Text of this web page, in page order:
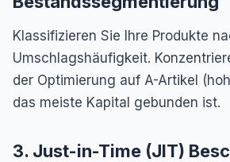
Klassifizieren Sie Ihre Produkte
Umschlagshäufigkeit.
der Optimierung auf A-Artikel
das meiste Kapital gebunden ist.
3. Just-in-Time (JIT)